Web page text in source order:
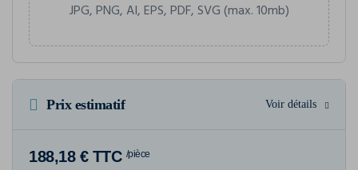
JPG, PNG, AI, EPS, PDF, SVG (max. 10mb)
Prix estimatif Voir détails
188,18 € TTC /pièce